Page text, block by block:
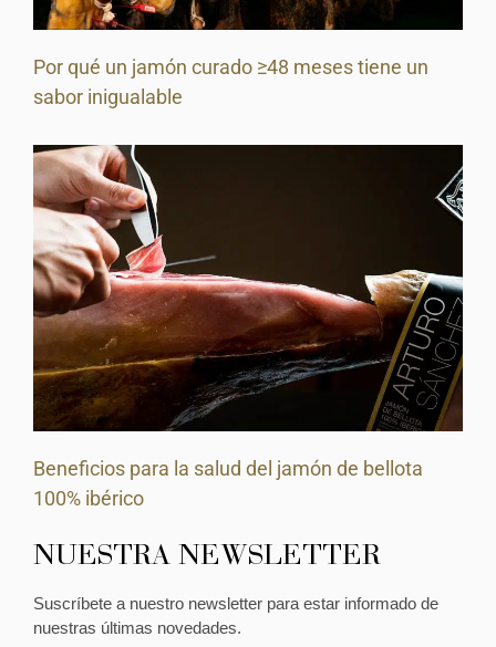
Por qué un jamón curado ≥48 meses tiene un
sabor inigualable
Beneficios para la salud del jamón de bellota
100% ibérico
NUESTRA NEWSLETTER
Suscríbete a nuestro newsletter para estar informado de
nuestras últimas novedades.